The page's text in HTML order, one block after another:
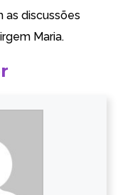
as discussões
Maria.